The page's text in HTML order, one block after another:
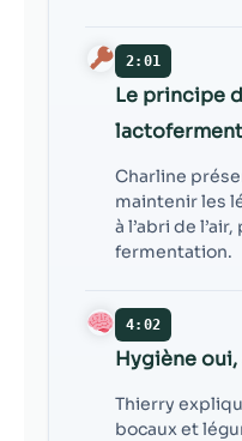
2:01
Le principe
Charline
maintenir les
à l’abri de
fermentation.
4:02
Hygiène
Thierry
bocaux et